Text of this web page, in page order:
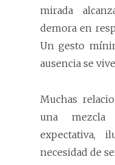
mirada
demora en
Un gesto
ausencia se
Muchas
una mezcla
expectativa,
necesidad de